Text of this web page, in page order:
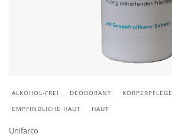
ALKOHOL-FREI DEODORANT
KÖRPERPFLEGE
EMPFINDLICHE HAUT
HAUT
Unifarco